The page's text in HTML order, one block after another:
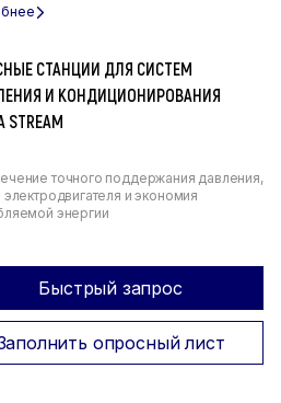
СТАНЦИИ ДЛЯ СИСТЕМ
И КОНДИЦИОНИРОВАНИЯ
точного поддержания давления,
электродвигателя и экономия
энергии
Быстрый запрос
опросный лист